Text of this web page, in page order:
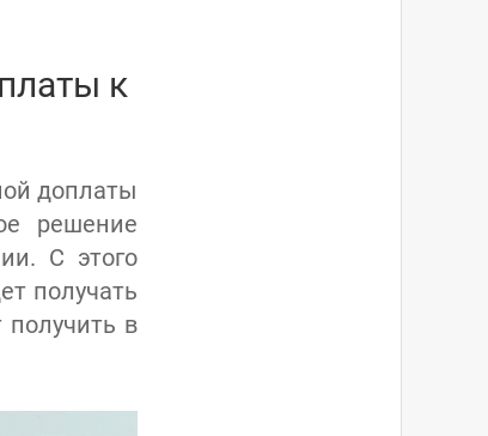
к
доплаты
решение
С этого
получать
в